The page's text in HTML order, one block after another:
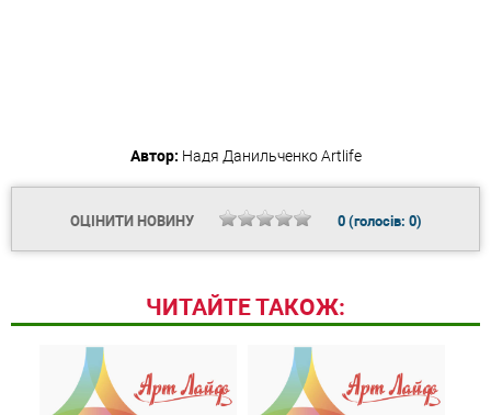
Автор: Надя ДанильченкоArtlife
ОЦІНИТИ НОВИНУ 0(голосів: 0)
ЧИТАЙТЕ ТАКОЖ: